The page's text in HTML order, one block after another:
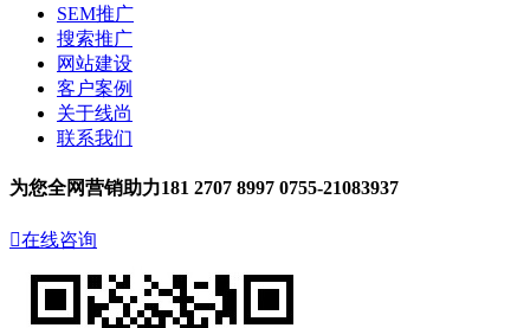
SEM推广
搜索推广
网站建设
客户案例
关于线尚
联系我们
为您全网营销助力181 2707 8997 0755-21083937
在线咨询